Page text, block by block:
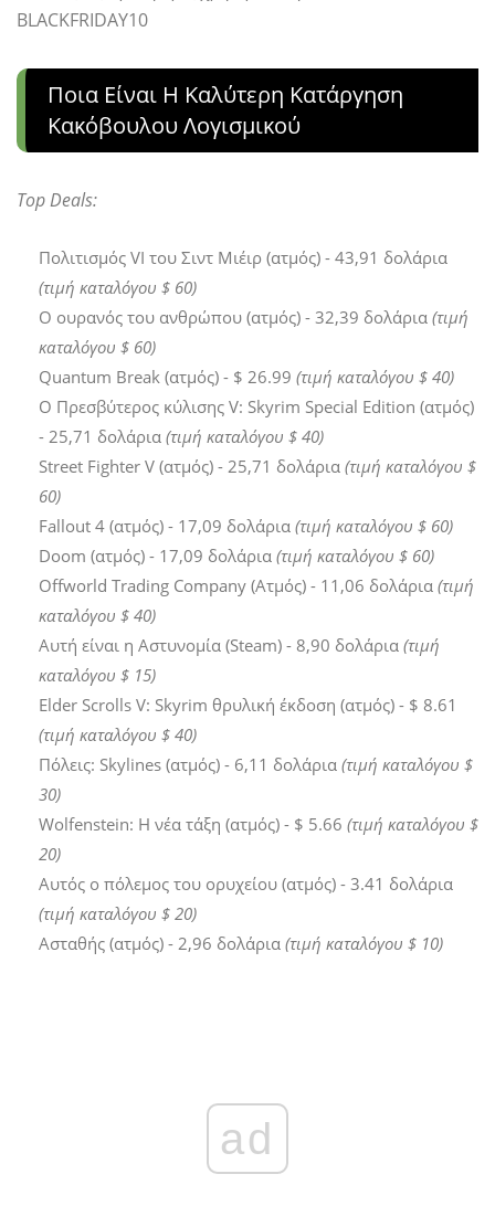
BLACKFRIDAY10
Ποια Είναι Η Καλύτερη Κατάργηση
Κακόβουλου Λογισμικού
Top Deals:
Πολιτισμός VI του Σιντ Μιέιρ (ατμός) - 43,91 δολάρια
(τιμή καταλόγου $ 60)
Ο ουρανός του ανθρώπου (ατμός) - 32,39 δολάρια (τιμή
καταλόγου $ 60)
Quantum Break (ατμός) - $ 26.99 (τιμή καταλόγου $ 40)
Ο Πρεσβύτερος κύλισης V: Skyrim Special Edition (ατμός)
- 25,71 δολάρια (τιμή καταλόγου $ 40)
Street Fighter V (ατμός) - 25,71 δολάρια (τιμή καταλόγου $
60)
Fallout 4 (ατμός) - 17,09 δολάρια (τιμή καταλόγου $ 60)
Doom (ατμός) - 17,09 δολάρια (τιμή καταλόγου $ 60)
Offworld Trading Company (Ατμός) - 11,06 δολάρια (τιμή
καταλόγου $ 40)
Αυτή είναι η Αστυνομία (Steam) - 8,90 δολάρια (τιμή
καταλόγου $ 15)
Elder Scrolls V: Skyrim θρυλική έκδοση (ατμός) - $ 8.61
(τιμή καταλόγου $ 40)
Πόλεις: Skylines (ατμός) - 6,11 δολάρια (τιμή καταλόγου $
30)
Wolfenstein: Η νέα τάξη (ατμός) - $ 5.66 (τιμή καταλόγου $
20)
Αυτός ο πόλεμος του ορυχείου (ατμός) - 3.41 δολάρια
(τιμή καταλόγου $ 20)
Ασταθής (ατμός) - 2,96 δολάρια (τιμή καταλόγου $ 10)
ad